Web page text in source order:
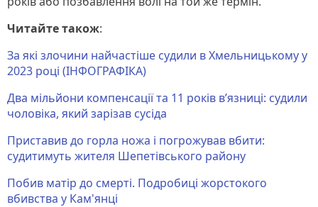
Читайте також:
За які злочини найчастіше судили в Хмельницькому у
2023 році (ІНФОГРАФІКА)
Два мільйони компенсації та 11 років в’язниці: судили
чоловіка, який зарізав сусіда
Приставив до горла ножа і погрожував вбити:
судитимуть жителя Шепетівського району
Побив матір до смерті. Подробиці жорстокого
вбивства у Кам'янці